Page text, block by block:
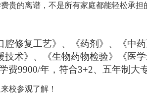
贵的离谱，不是所有家庭都能轻松承
修复工艺》、《药剂》、《中
术》、《生物药物检验》《医
费9900/年，符合3+2、五年制大
校参观了解！